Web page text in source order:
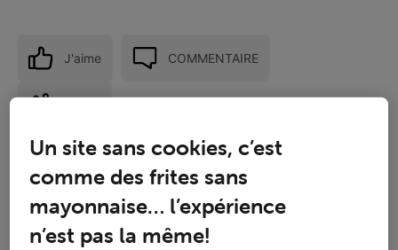
J'aime COMMENTAIRE
Un site sans cookies, c’est
comme des frites sans
mayonnaise… l’expérience
n’est pas la même!